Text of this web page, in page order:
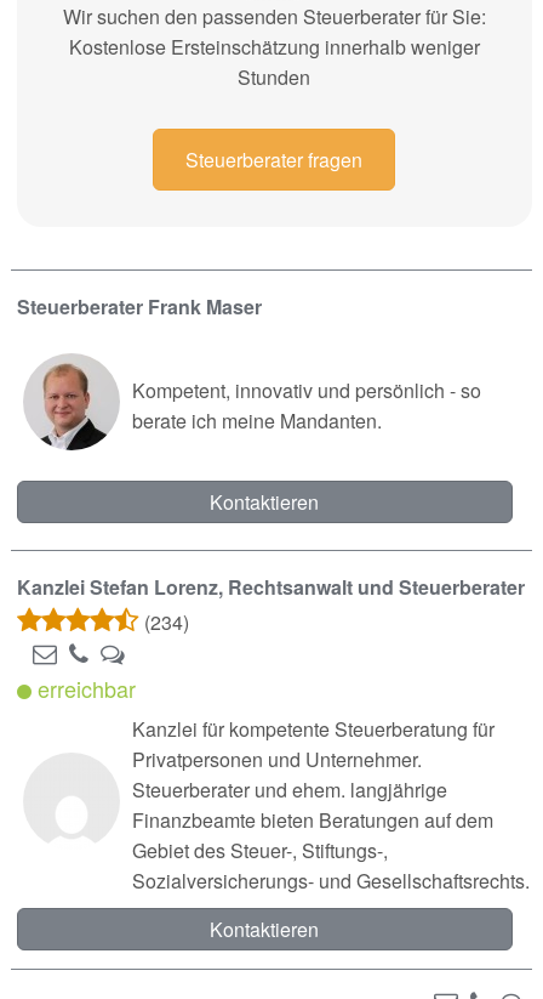
Wir suchen den passenden Steuerberater für Sie:
Kostenlose Ersteinschätzung innerhalb weniger
Stunden
Steuerberater fragen
Steuerberater Frank Maser
Kompetent, innovativ und persönlich - so
berate ich meine Mandanten.
Kontaktieren
Kanzlei Stefan Lorenz, Rechtsanwalt und Steuerberater
(234)
erreichbar
Kanzlei für kompetente Steuerberatung für
Privatpersonen und Unternehmer.
Steuerberater und ehem. langjährige
Finanzbeamte bieten Beratungen auf dem
Gebiet des Steuer-, Stiftungs-,
Sozialversicherungs- und Gesellschaftsrechts.
Kontaktieren